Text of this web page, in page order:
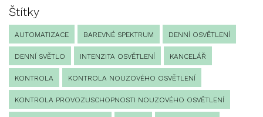
Štítky
AUTOMATIZACE BAREVNÉ SPEKTRUM DENNÍ OSVĚTLENÍ
DENNÍ SVĚTLO INTENZITA OSVĚTLENÍ KANCELÁŘ
KONTROLA KONTROLA NOUZOVÉHO OSVĚTLENÍ
KONTROLA PROVOZUSCHOPNOSTI NOUZOVÉHO OSVĚTLENÍ